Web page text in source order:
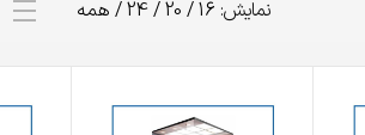
نمایش: 16
/
20
/
24
/ همه